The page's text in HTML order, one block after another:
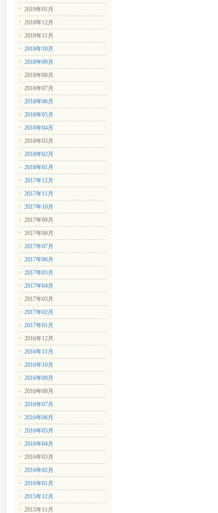
2019年01月
2018年12月
2018年11月
2018年10月
2018年09月
2018年08月
2018年07月
2018年06月
2018年05月
2018年04月
2018年03月
2018年02月
2018年01月
2017年12月
2017年11月
2017年10月
2017年09月
2017年08月
2017年07月
2017年06月
2017年05月
2017年04月
2017年03月
2017年02月
2017年01月
2016年12月
2016年11月
2016年10月
2016年09月
2016年08月
2016年07月
2016年06月
2016年05月
2016年04月
2016年03月
2016年02月
2016年01月
2015年12月
2015年11月